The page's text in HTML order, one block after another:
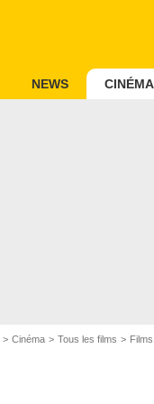
NEWS CINÉMA
Cinéma Tous les films